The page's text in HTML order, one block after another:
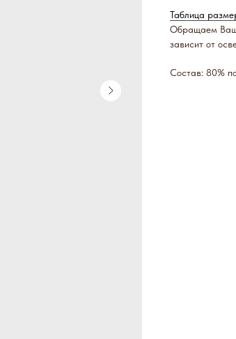
Таблица
Обращаем
зависит от
Состав: 80%